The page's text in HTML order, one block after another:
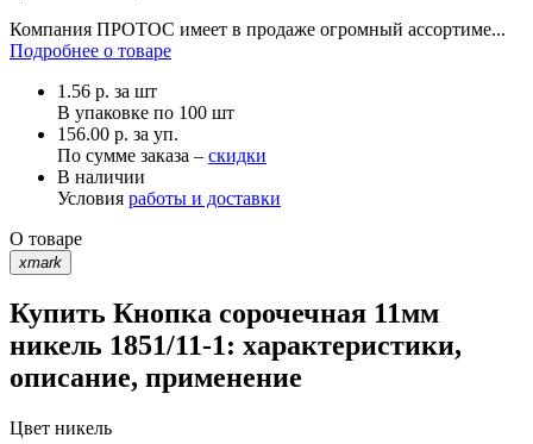
Компания ПРОТОС имеет в продаже огромный ассортиме...
Подробнее о товаре
1.56 р. за шт
В упаковке по 100 шт
156.00 р. за уп.
По сумме заказа – скидки
В наличии
Условия работы и доставки
О товаре
xmark
Купить Кнопка сорочечная 11мм
никель 1851/11-1: характеристики,
описание, применение
Цвет никель